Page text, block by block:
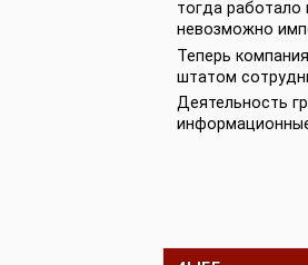
История
тогда
невозможно
Теперь
штатом